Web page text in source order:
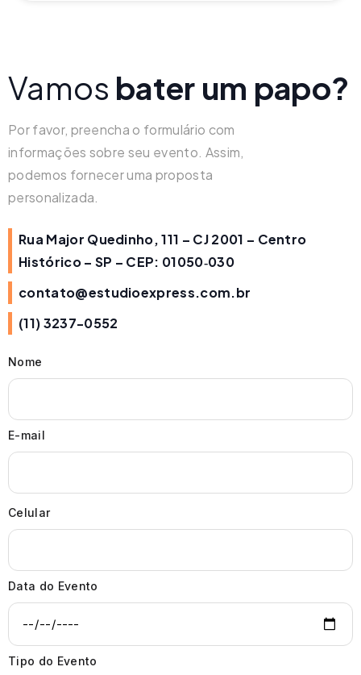
Vamos bater um papo?
Por favor, preencha o formulário com
informações sobre seu evento. Assim,
podemos fornecer uma proposta
personalizada.
Rua Major Quedinho, 111 – CJ 2001 – Centro
Histórico – SP – CEP: 01050‑030
contato@estudioexpress.com.br
(11) 3237-0552
Nome
E-mail
Celular
Data do Evento
Tipo do Evento